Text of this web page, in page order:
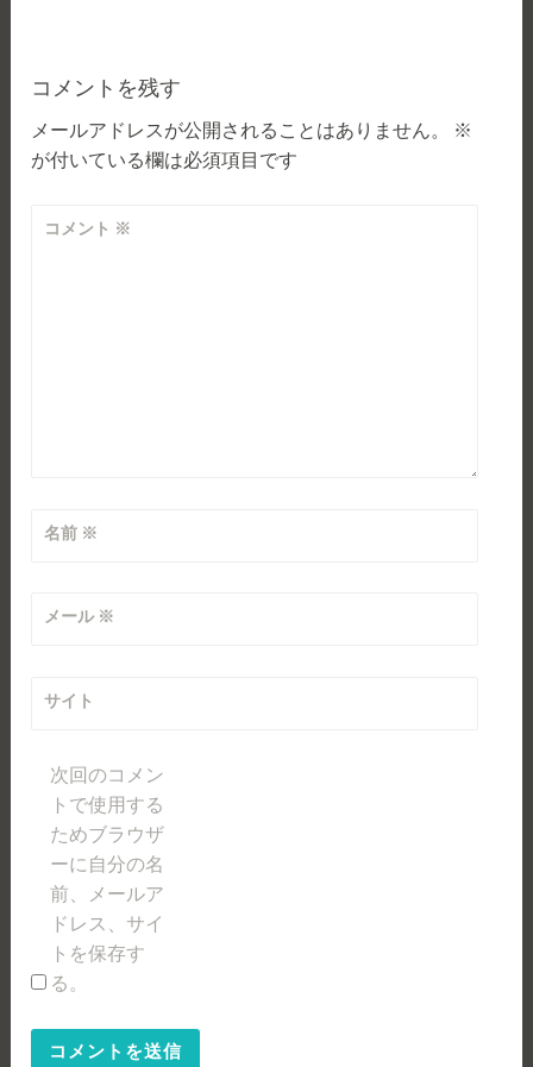
シ
ョ
コメントを残す
メールアドレスが公開されることはありません。
※
が付いている欄は必須項目です
コメント ※
名前 ※
メール ※
サイト
次回のコメン
トで使用する
ためブラウザ
ーに自分の名
前、メールア
ドレス、サイ
トを保存す
る。